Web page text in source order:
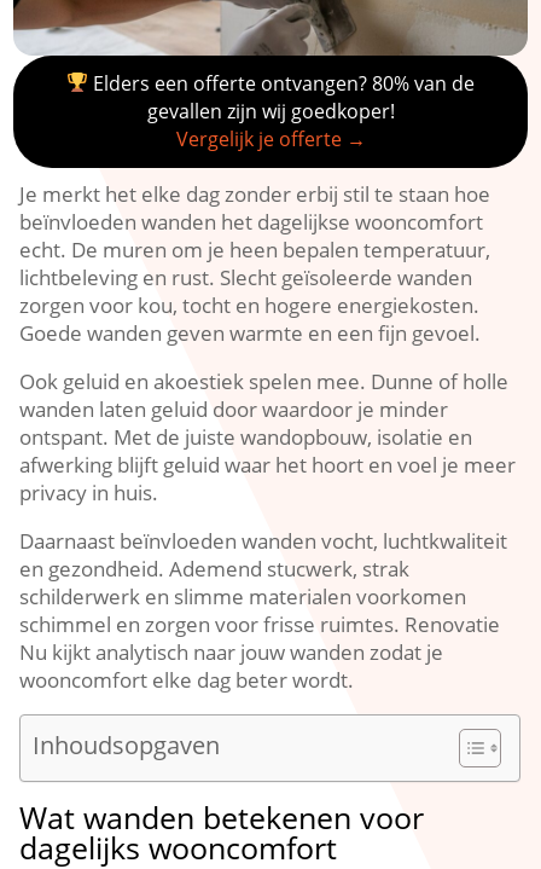
Elders een offerte ontvangen? 80% van de
gevallen zijn wij goedkoper!
Vergelijk je offerte →
Je merkt het elke dag zonder erbij stil te staan hoe
beïnvloeden wanden het dagelijkse wooncomfort
echt.​ De muren om je heen bepalen temperatuur,
lichtbeleving en rust.​ Slecht geïsoleerde wanden
zorgen voor kou, tocht en hogere energiekosten.​
Goede wanden geven warmte en een fijn gevoel.​
Ook geluid en akoestiek spelen mee.​ Dunne of holle
wanden laten geluid door waardoor je minder
ontspant.​ Met de juiste wandopbouw, isolatie en
afwerking blijft geluid waar het hoort en voel je meer
privacy in huis.​
Daarnaast beïnvloeden wanden vocht, luchtkwaliteit
en gezondheid.​ Ademend stucwerk, strak
schilderwerk en slimme materialen voorkomen
schimmel en zorgen voor frisse ruimtes.​ Renovatie
Nu kijkt analytisch naar jouw wanden zodat je
wooncomfort elke dag beter wordt.​
Inhoudsopgaven
Wat wanden betekenen voor
dagelijks wooncomfort